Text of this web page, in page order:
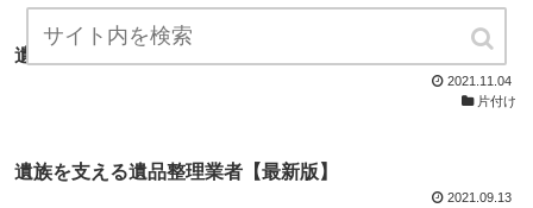
遺品整理は業者依頼でスピーディーに【最新版】
2021.11.04
片付け
遺族を支える遺品整理業者【最新版】
2021.09.13